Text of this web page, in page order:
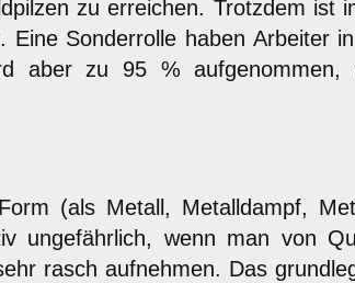
zu erreichen. Trotzdem
Sonderrolle haben Arbeiter
aber zu 95 %
(als Metall, Metalldampf,
ungefährlich, wenn man von
rasch aufnehmen. Das